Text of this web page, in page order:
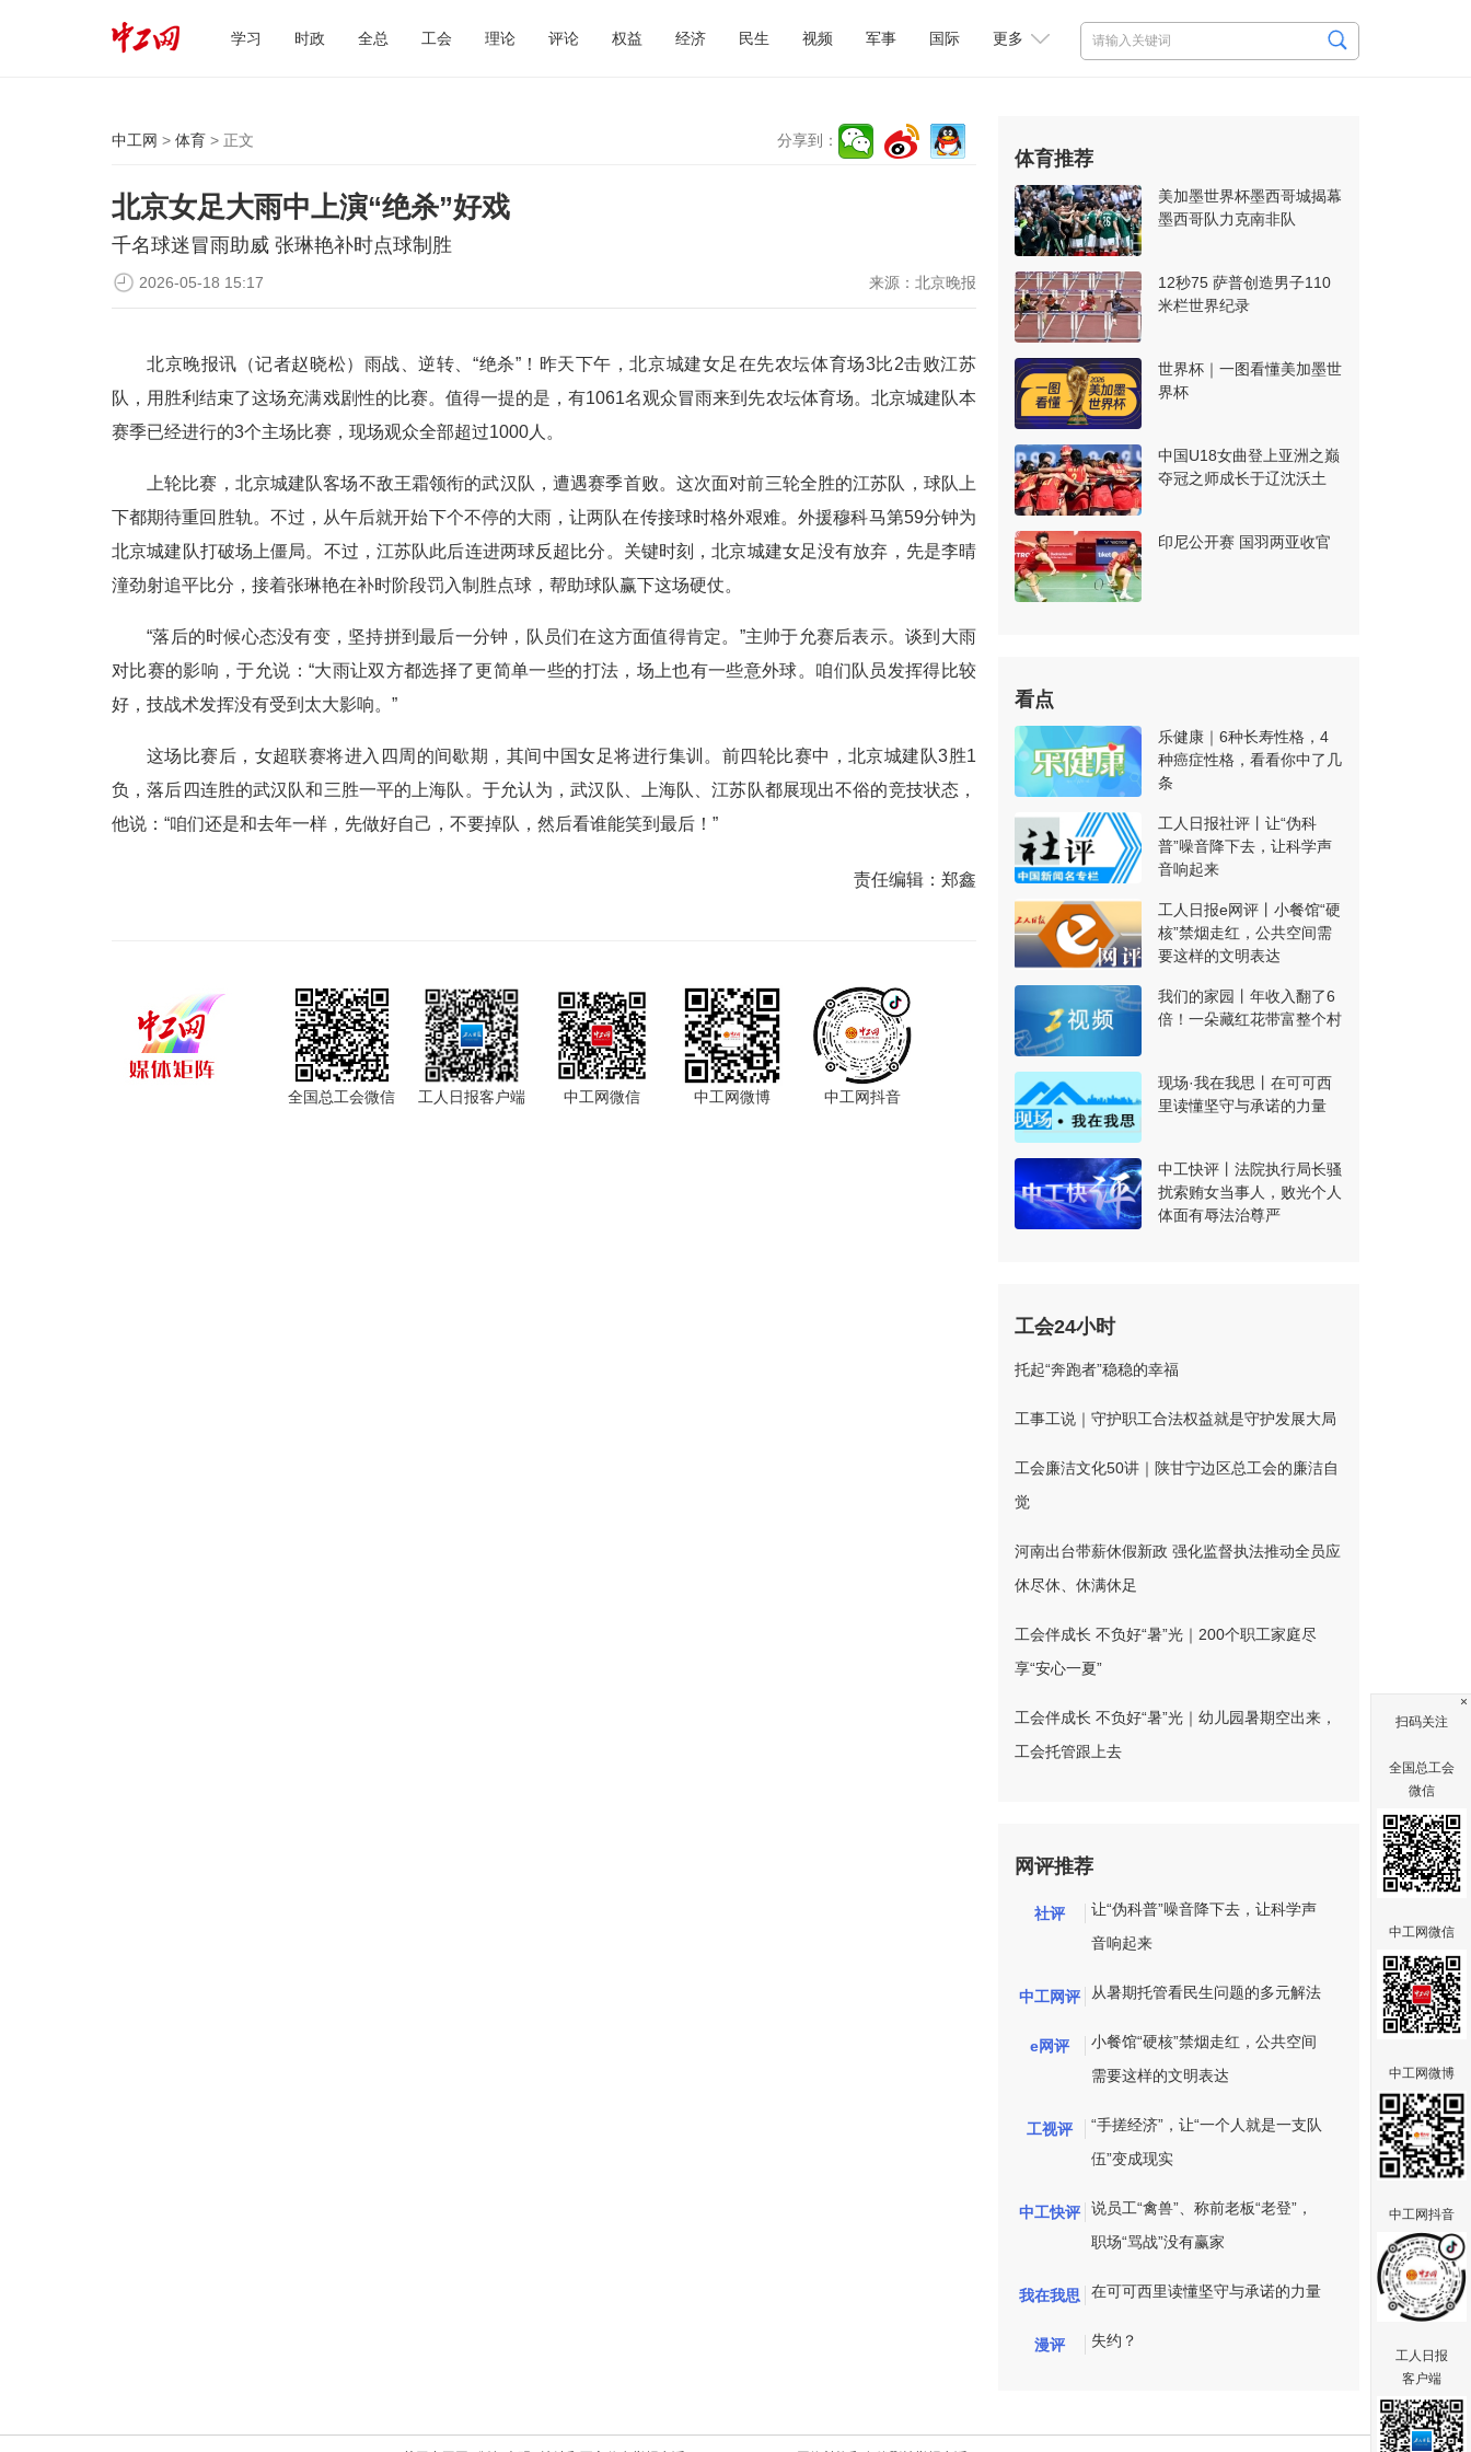
学习 时政 全总 工会 理论 评论 权益 经济 民生 视频 军事 国际 更多
中工网 > 体育 > 正文 分享到：
北京女足大雨中上演“绝杀”好戏
千名球迷冒雨助威 张琳艳补时点球制胜
来源： 北京晚报
2026-05-18 15:17
北京晚报讯（记者赵晓松）雨战、逆转、“绝杀”！昨天下午，北京城建女足在先农坛体育场3比2击败江苏
队，用胜利结束了这场充满戏剧性的比赛。值得一提的是，有1061名观众冒雨来到先农坛体育场。北京城建队本
赛季已经进行的3个主场比赛，现场观众全部超过1000人。
上轮比赛，北京城建队客场不敌王霜领衔的武汉队，遭遇赛季首败。这次面对前三轮全胜的江苏队，球队上
下都期待重回胜轨。不过，从午后就开始下个不停的大雨，让两队在传接球时格外艰难。外援穆科马第59分钟为
北京城建队打破场上僵局。不过，江苏队此后连进两球反超比分。关键时刻，北京城建女足没有放弃，先是李晴
潼劲射追平比分，接着张琳艳在补时阶段罚入制胜点球，帮助球队赢下这场硬仗。
“落后的时候心态没有变，坚持拼到最后一分钟，队员们在这方面值得肯定。”主帅于允赛后表示。谈到大雨
对比赛的影响，于允说：“大雨让双方都选择了更简单一些的打法，场上也有一些意外球。咱们队员发挥得比较
好，技战术发挥没有受到太大影响。”
这场比赛后，女超联赛将进入四周的间歇期，其间中国女足将进行集训。前四轮比赛中，北京城建队3胜1
负，落后四连胜的武汉队和三胜一平的上海队。于允认为，武汉队、上海队、江苏队都展现出不俗的竞技状态，
他说：“咱们还是和去年一样，先做好自己，不要掉队，然后看谁能笑到最后！”
责任编辑： 郑鑫
全国总工会微信 工人日报客户端 中工网微信 中工网微博 中工网抖音
体育推荐
美加墨世界杯墨西哥城揭幕
墨西哥队力克南非队
12秒75 萨普创造男子110
米栏世界纪录
世界杯｜一图看懂美加墨世
界杯
中国U18女曲登上亚洲之巅
夺冠之师成长于辽沈沃土
印尼公开赛 国羽两亚收官
看点
乐健康｜6种长寿性格，4
种癌症性格，看看你中了几
条
工人日报社评丨让“伪科
普”噪音降下去，让科学声
音响起来
工人日报e网评丨小餐馆“硬
核”禁烟走红，公共空间需
要这样的文明表达
我们的家园丨年收入翻了6
倍！一朵藏红花带富整个村
现场·我在我思丨在可可西
里读懂坚守与承诺的力量
中工快评丨法院执行局长骚
扰索贿女当事人，败光个人
体面有辱法治尊严
工会24小时
托起“奔跑者”稳稳的幸福
工事工说｜守护职工合法权益就是守护发展大局
工会廉洁文化50讲｜陕甘宁边区总工会的廉洁自
觉
河南出台带薪休假新政 强化监督执法推动全员应
休尽休、休满休足
工会伴成长 不负好“暑”光｜200个职工家庭尽
享“安心一夏”
工会伴成长 不负好“暑”光｜幼儿园暑期空出来，
工会托管跟上去
网评推荐
社评
让“伪科普”噪音降下去，让科学声
音响起来
中工网评 从暑期托管看民生问题的多元解法
e网评
小餐馆“硬核”禁烟走红，公共空间
需要这样的文明表达
工视评
“手搓经济”，让“一个人就是一支队
伍”变成现实
中工快评
说员工“禽兽”、称前老板“老登”，
职场“骂战”没有赢家
我在我思 在可可西里读懂坚守与承诺的力量
漫评 失约？
扫码关注
全国总工会
微信
中工网微信
中工网微博
中工网抖音
工人日报
客户端
×